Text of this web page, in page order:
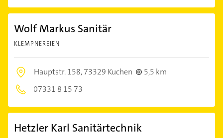
Wolf Markus Sanitär
KLEMPNEREIEN
Hauptstr. 158,73329 Kuchen
5,5 km
07331 8 15 73
Hetzler Karl Sanitärtechnik